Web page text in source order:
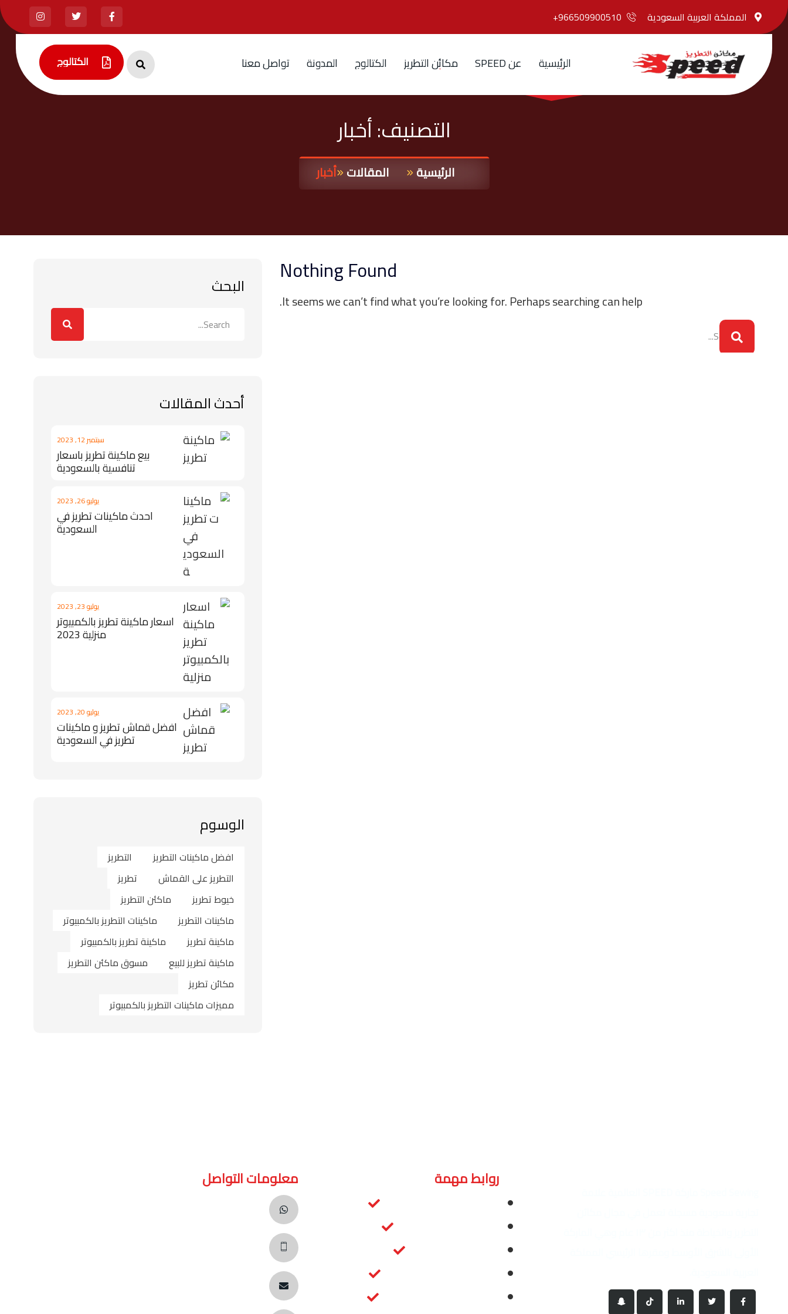
المملكة العربية السعودية 966509900510+
الرئيسية عن SPEED مكائنالتطريز الكتالوج المدونة تواصلمعنا الكتالوج
الكتالوج
التصنيف:أخبار
الرئيسية المقالات أخبار
Nothing Found
It seems we can’t find what you’re looking for. Perhaps searching can help.
البحث
أحدث المقالات
سبتمبر 12, 2023
بيع ماكينة تطريز باسعار
تنافسية بالسعودية
يوليو 26, 2023
احدث ماكينات تطريز في
السعودية
يوليو 23, 2023
اسعار ماكينة تطريز بالكمبيوتر
منزلية 2023
يوليو 20, 2023
افضل قماش تطريز و ماكينات
تطريز في السعودية
الوسوم
افضل ماكينات التطريز
التطريز
التطريز على القماش
تطريز
خيوط تطريز
ماكئن التطريز
ماكينات التطريز
ماكينات التطريز بالكمبيوتر
ماكينة تطريز
ماكينة تطريز بالكمبيوتر
ماكينة تطريز للبيع
مسوق ماكئن التطريز
مكائن تطريز
مميزات ماكينات التطريز بالكمبيوتر
روابط مهمة معلومات التواصل